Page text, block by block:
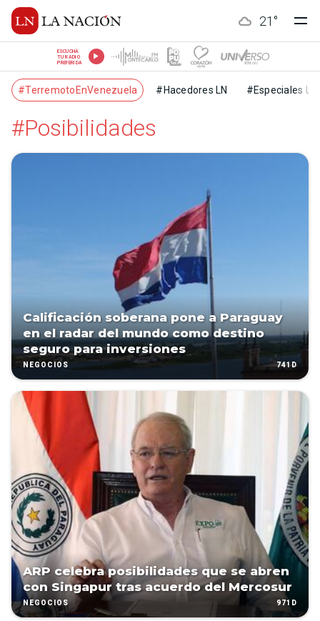
21 °
ESCUCHÁ
TU RADIO
PREFERIDA
#TerremotoEnVenezuela #Hacedores LN #Especiales LN
#Posibilidades
Calificación soberana pone a Paraguay
en el radar del mundo como destino
seguro para inversiones
NEGOCIOS 741D
ARP celebra posibilidades que se abren
con Singapur tras acuerdo del Mercosur
NEGOCIOS 971D